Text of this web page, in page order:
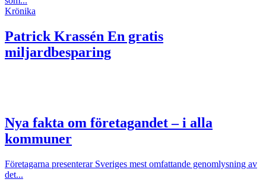
Krönika
Patrick Krassén En gratis
miljardbesparing
Nya fakta om företagandet – i alla
kommuner
Företagarna presenterar Sveriges mest omfattande genomlysning av
det...